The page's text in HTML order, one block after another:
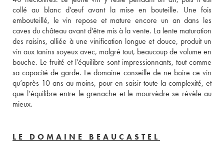
collé au blanc d'œuf avant la mise en bouteille. Une fois
embouteillé, le vin repose et mature encore un an dans les
caves du château avant d'être mis à la vente. La lente maturation
des raisins, alliée à une vinification longue et douce, produit un
vin aux tanins soyeux avec, malgré tout, beaucoup de volume en
bouche. Le fruité et l'équilibre sont impressionnants, tout comme
sa capacité de garde. Le domaine conseille de ne boire ce vin
qu’après 10 ans au moins, pour en saisir toute la complexité, et
que l’équilibre entre le grenache et le mourvèdre se révèle au
mieux.
LE DOMAINE BEAUCASTEL